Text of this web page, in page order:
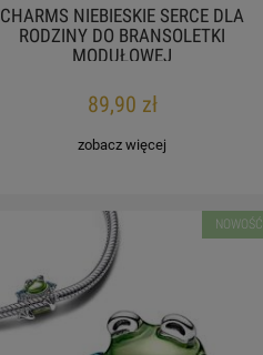
CHARMS NIEBIESKIE SERCE DLA
RODZINY DO BRANSOLETKI
MODUŁOWEJ
89,90 zł
zobacz więcej
NOWOŚĆ